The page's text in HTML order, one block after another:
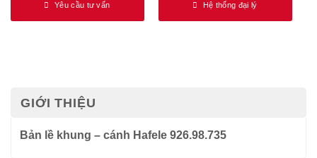
Yêu cầu tư vấn Hệ thống đại lý
GIỚI THIỆU
Bản lề khung – cánh Hafele 926.98.735